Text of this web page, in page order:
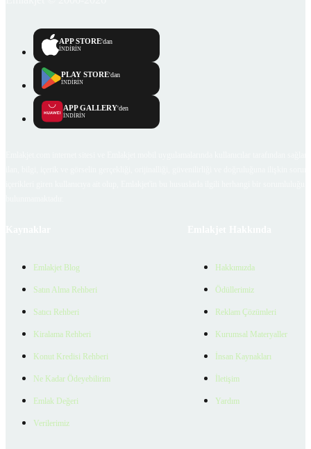
APP STORE'dan
İNDİRİN
PLAY STORE'dan
İNDİRİN
APP GALLERY'den
İNDİRİN
Emlakjet Blog
Satın Alma Rehberi
Satıcı Rehberi
Kiralama Rehberi
Konut Kredisi Rehberi
Ne Kadar Ödeyebilirim
Emlak Değeri
Verilerimiz
Hakkımızda
Ödüllerimiz
Reklam Çözümleri
Kurumsal Materyaller
İnsan Kaynakları
İletişim
Yardım